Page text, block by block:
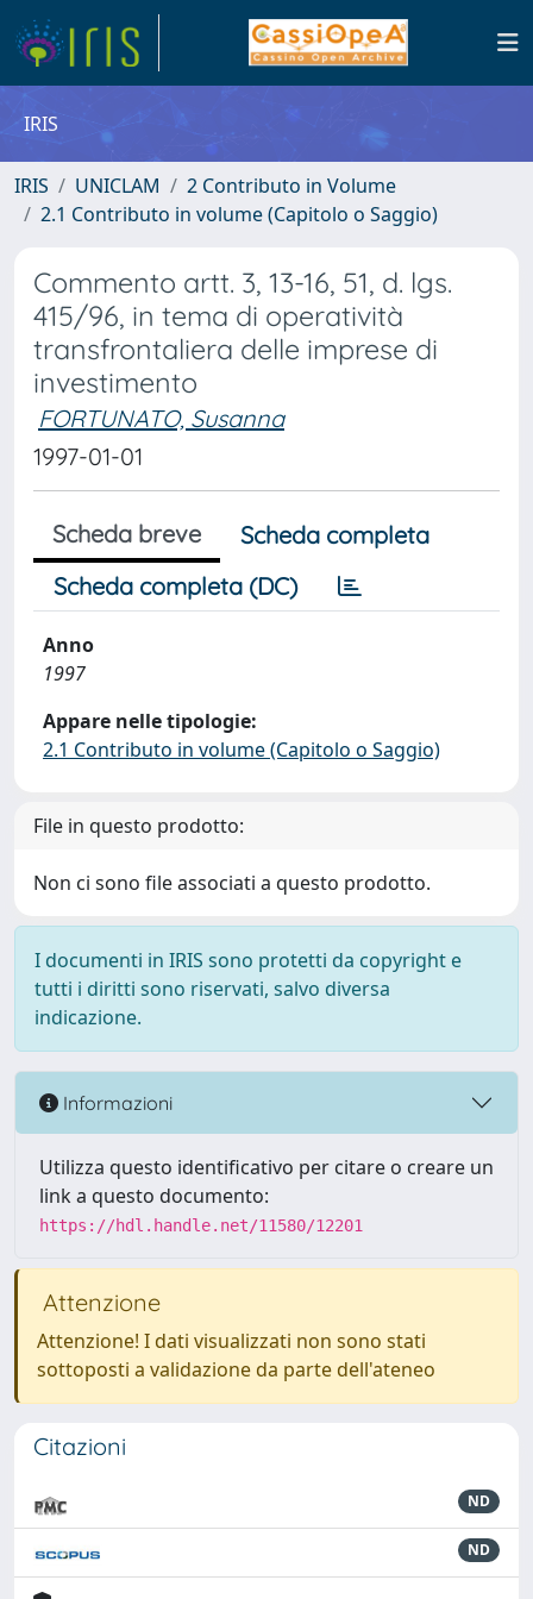
IRIS
IRIS UNICLAM
2 Contributo in Volume
2.1 Contributo in volume (Capitolo o Saggio)
Commento artt. 3, 13-16, 51, d. lgs.
415/96, in tema di operatività
transfrontaliera delle imprese di
investimento
FORTUNATO, Susanna
1997-01-01
Scheda breve
Scheda completa
Scheda completa (DC)
Anno
1997
Appare nelle tipologie:
2.1 Contributo in volume (Capitolo o Saggio)
File in questo prodotto:
Non ci sono file associati a questo prodotto.
I documenti in IRIS sono protetti da copyright e
tutti i diritti sono riservati, salvo diversa
indicazione.
Informazioni
Utilizza questo identificativo per citare o creare un
link a questo documento:
https://hdl.handle.net/11580/12201
Attenzione
Attenzione! I dati visualizzati non sono stati
sottoposti a validazione da parte dell'ateneo
Citazioni
ND
ND